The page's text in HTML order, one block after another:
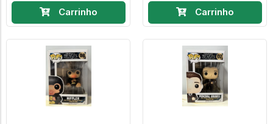
Carrinho Carrinho